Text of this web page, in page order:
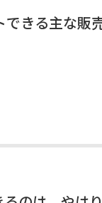
きる主な販